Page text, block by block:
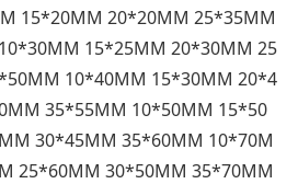
15*20MM 20*20MM 25*35MM
15*25MM 20*30MM 25
10*40MM 15*30MM 20*4
35*55MM 10*50MM 15*50
30*45MM 35*60MM 10*70M
25*60MM 30*50MM 35*70MM